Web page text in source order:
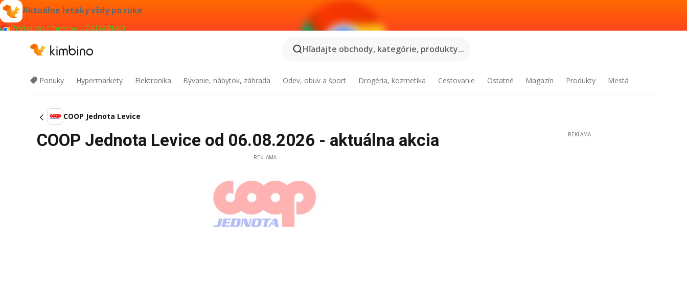
Aktuálne letáky vždy po ruke
Pridať do Chrome - ZADARMO
Hľadajte obchody, kategórie, produkty...
Ponuky Hypermarkety Elektronika Bývanie, nábytok, záhrada Odev, obuv a šport Drogéria, kozmetika Cestovanie Ostatné Magazín Produkty Mestá
COOP Jednota Levice
COOP Jednota Levice od 06.08.2026 - aktuálna akcia
REKLAMA
REKLAMA